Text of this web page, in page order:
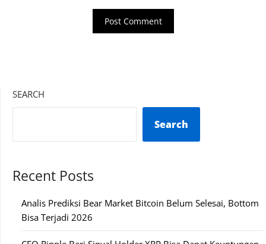
SEARCH
Search
Recent Posts
Analis Prediksi Bear Market Bitcoin Belum Selesai, Bottom
Bisa Terjadi 2026